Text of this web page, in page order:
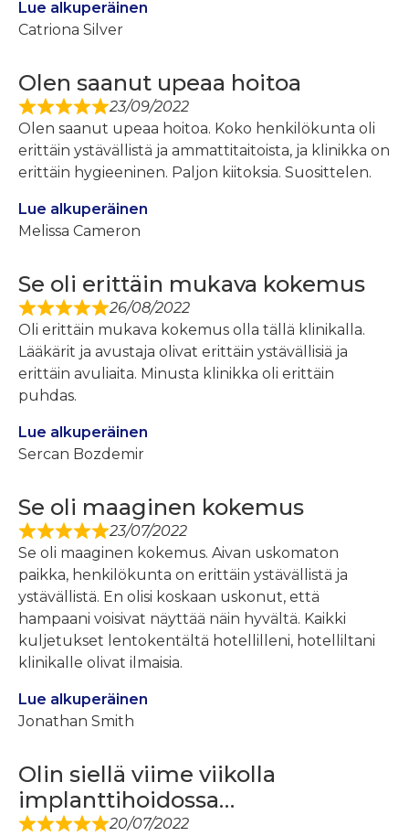
Lue alkuperäinen
Catriona Silver
Olen saanut upeaa hoitoa
23/09/2022
Olen saanut upeaa hoitoa. Koko henkilökunta oli
erittäin ystävällistä ja ammattitaitoista, ja klinikka on
erittäin hygieeninen. Paljon kiitoksia. Suosittelen.
Lue alkuperäinen
Melissa Cameron
Se oli erittäin mukava kokemus
26/08/2022
Oli erittäin mukava kokemus olla tällä klinikalla.
Lääkärit ja avustaja olivat erittäin ystävällisiä ja
erittäin avuliaita. Minusta klinikka oli erittäin
puhdas.
Lue alkuperäinen
Sercan Bozdemir
Se oli maaginen kokemus
23/07/2022
Se oli maaginen kokemus. Aivan uskomaton
paikka, henkilökunta on erittäin ystävällistä ja
ystävällistä. En olisi koskaan uskonut, että
hampaani voisivat näyttää näin hyvältä. Kaikki
kuljetukset lentokentältä hotellilleni, hotelliltani
klinikalle olivat ilmaisia.
Lue alkuperäinen
Jonathan Smith
Olin siellä viime viikolla
implanttihoidossa…
20/07/2022